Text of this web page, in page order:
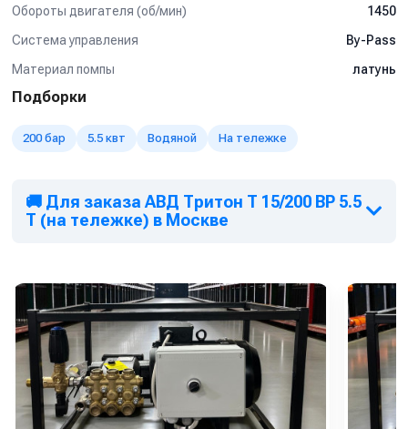
Обороты двигателя (об/мин)
1450
Система управления
By-Pass
Материал помпы
латунь
Подборки
200 бар 5.5 квт Водяной На тележке
🚚 Для заказа АВД Тритон T 15/200 BP 5.5
T (на тележке) в Москве